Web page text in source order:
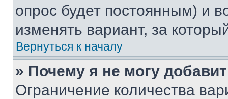
опрос будет постоянным) и
изменять вариант, за
Вернуться к началу
» Почему я не могу
Ограничение количества